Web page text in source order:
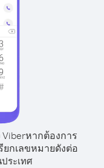
หากต้องการ
ยกเลขหมายดังต่อ
ระเทศ